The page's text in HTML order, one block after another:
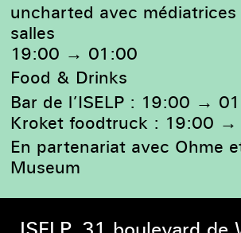
uncharted avec médiatrices
salles
19:00 → 01:00
Food & Drinks
Bar de l’ISELP : 19:00 →
Kroket foodtruck : 19:00
En partenariat avec Ohme
Museum